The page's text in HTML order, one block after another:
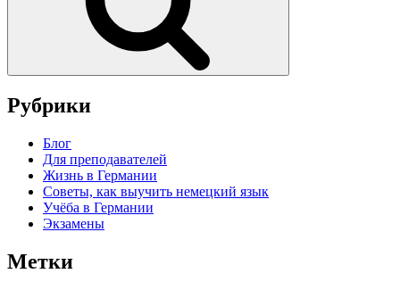
Рубрики
Блог
Для преподавателей
Жизнь в Германии
Советы, как выучить немецкий язык
Учёба в Германии
Экзамены
Метки